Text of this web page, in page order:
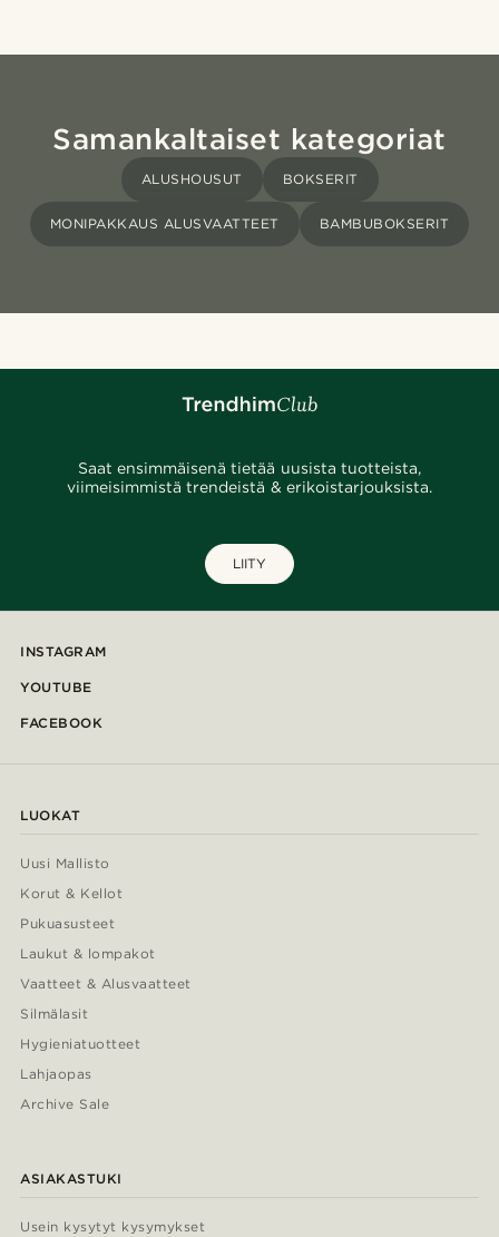
Samankaltaiset kategoriat
ALUSHOUSUT BOKSERIT
MONIPAKKAUS ALUSVAATTEET BAMBUBOKSERIT
Saat ensimmäisenä tietää uusista tuotteista,
viimeisimmistä trendeistä & erikoistarjouksista.
LIITY
INSTAGRAM
YOUTUBE
FACEBOOK
LUOKAT
Uusi Mallisto
Korut & Kellot
Pukuasusteet
Laukut & lompakot
Vaatteet & Alusvaatteet
Silmälasit
Hygieniatuotteet
Lahjaopas
Archive Sale
ASIAKASTUKI
Usein kysytyt kysymykset